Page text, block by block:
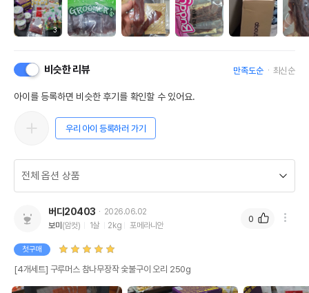
3
비슷한 리뷰 만족도순 최신순
아이를 등록하면 비슷한 후기를 확인할 수 있어요.
우리 아이 등록하러 가기
버디20403
2026.06.02
보미 (암컷) 1살 2kg 포메라니안
첫구매
[4개세트] 구루머스 참나무장작 숯불구이 오리 250g
0